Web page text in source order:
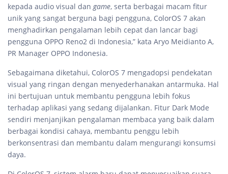
kepada audio visual dan game, serta berbagai macam fitur
unik yang sangat berguna bagi pengguna, ColorOS 7 akan
menghadirkan pengalaman lebih cepat dan lancar bagi
pengguna OPPO Reno2 di Indonesia,” kata Aryo Meidianto A,
PR Manager OPPO Indonesia.
Sebagaimana diketahui, ColorOS 7 mengadopsi pendekatan
visual yang ringan dengan menyederhanakan antarmuka. Hal
ini bertujuan untuk membantu pengguna lebih fokus
terhadap aplikasi yang sedang dijalankan. Fitur Dark Mode
sendiri menjanjikan pengalaman membaca yang baik dalam
berbagai kondisi cahaya, membantu penggu lebih
berkonsentrasi dan membantu dalam mengurangi konsumsi
daya.